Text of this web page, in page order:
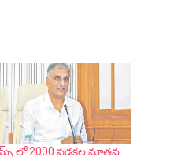
లో 2000 పడకల నూతన